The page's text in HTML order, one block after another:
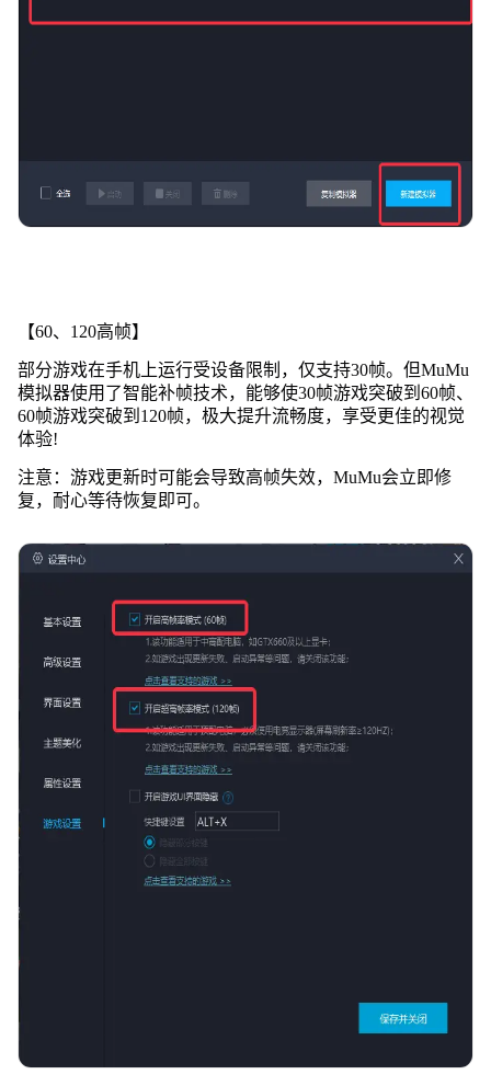
【60、120高帧】
部分游戏在手机上运行受设备限制，仅支持30帧。但MuMu
模拟器使用了智能补帧技术，能够使30帧游戏突破到60帧、
60帧游戏突破到120帧，极大提升流畅度，享受更佳的视觉
体验!
注意：游戏更新时可能会导致高帧失效，MuMu会立即修
复，耐心等待恢复即可。